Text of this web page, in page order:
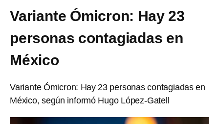
Variante Ómicron: Hay 23
personas contagiadas en
México
Variante Ómicron: Hay 23 personas contagiadas en
México, según informó Hugo López-Gatell